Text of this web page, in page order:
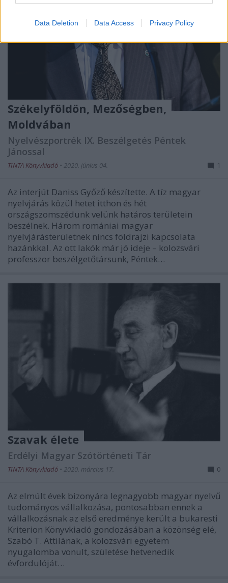
Data Deletion Data Access Privacy Policy
Székelyföldön, Mezőségben,
Moldvában
Nyelvészportrék IX. Beszélgetés Péntek
Jánossal
TINTA Könyvkiadó • 2020. június 04. 1
Az interjút Daniss Győző készítette. A tíz magyar
nyelvjárás közül hetet itthon és hét
országszomszédunk velünk határos területein
beszélnek. Három romániai magyar
nyelvjárásterületnek nincs földrajzi kapcsolata
hazánkkal. Az ott lakók már jó ideje – kolozsvári
professzor beszélgetőtársunk, Péntek…
Szavak élete
Erdélyi Magyar Szótörténeti Tár
TINTA Könyvkiadó • 2020. március 17. 0
Az elmúlt évek bizonyára legnagyobb magyar nyelvű
tudományos vállalkozása, pontosabban ennek a
vállalkozásnak az első eredménye került a bukaresti
Kriterion Könyvkiadó gondozásában a közönség elé,
Szabó T. Attilának, a kolozsvári egyetem
nyugalomba vonult, születése hetvenedik
évfordulóját…